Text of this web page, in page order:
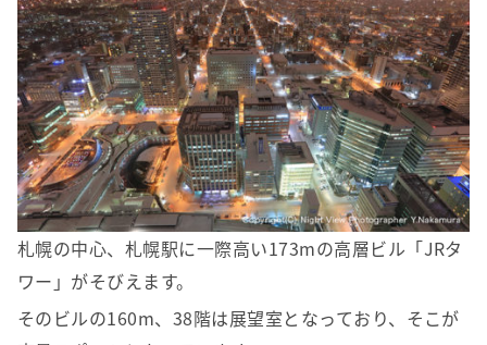
札幌の中心、札幌駅に一際高い173mの高層ビル「JRタ
ワー」がそびえます。
そのビルの160m、38階は展望室となっており、そこが